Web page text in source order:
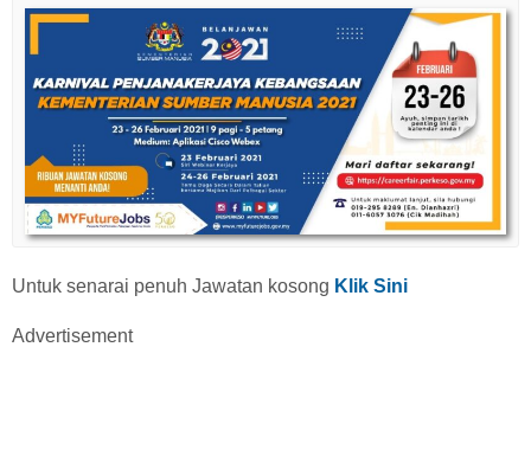
Untuk senarai penuh Jawatan kosong Klik Sini
Advertisement